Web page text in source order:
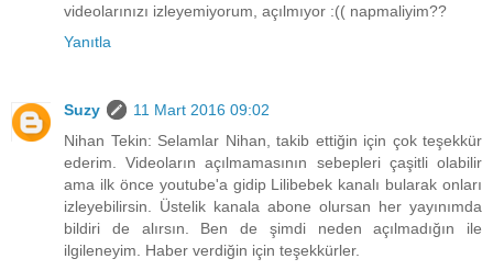
videolarınızı izleyemiyorum, açılmıyor :(( napmaliyim??
Yanıtla
Suzy
11 Mart 2016 09:02
Nihan Tekin: Selamlar Nihan, takib ettiğin için çok teşekkür
ederim. Videoların açılmamasının sebepleri çaşitli olabilir
ama ilk önce youtube'a gidip Lilibebek kanalı bularak onları
izleyebilirsin. Üstelik kanala abone olursan her yayınımda
bildiri de alırsın. Ben de şimdi neden açılmadığın ile
ilgileneyim. Haber verdiğin için teşekkürler.